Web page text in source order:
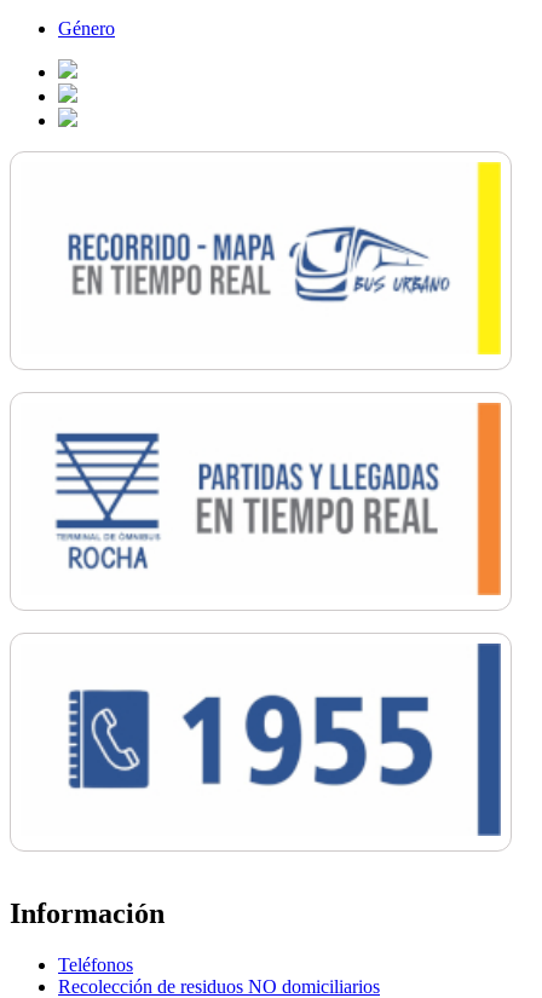
Género
Información
Teléfonos
Recolección de residuos NO domiciliarios